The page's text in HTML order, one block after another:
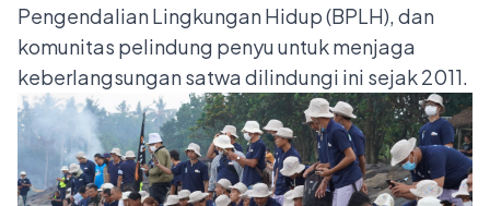
Pengendalian Lingkungan Hidup (BPLH), dan
komunitas pelindung penyu untuk menjaga
keberlangsungan satwa dilindungi ini sejak 2011.